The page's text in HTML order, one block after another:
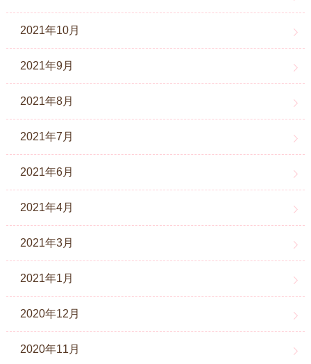
2021年10月
2021年9月
2021年8月
2021年7月
2021年6月
2021年4月
2021年3月
2021年1月
2020年12月
2020年11月